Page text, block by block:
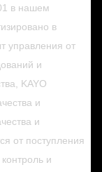
в нашем
в
управления от
и
KAYO
и
и
от поступления
и